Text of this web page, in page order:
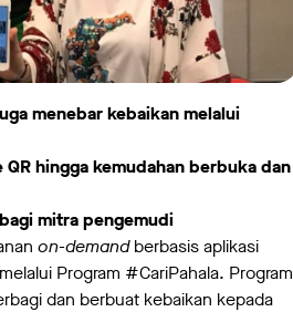
menebar kebaikan melalui
hingga kemudahan berbuka dan
mitra pengemudi
on-demandberbasis aplikasi
Program #CariPahala. Program
dan berbuat kebaikan kepada